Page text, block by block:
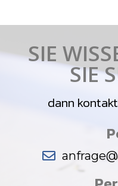
SIE
SIE
dann